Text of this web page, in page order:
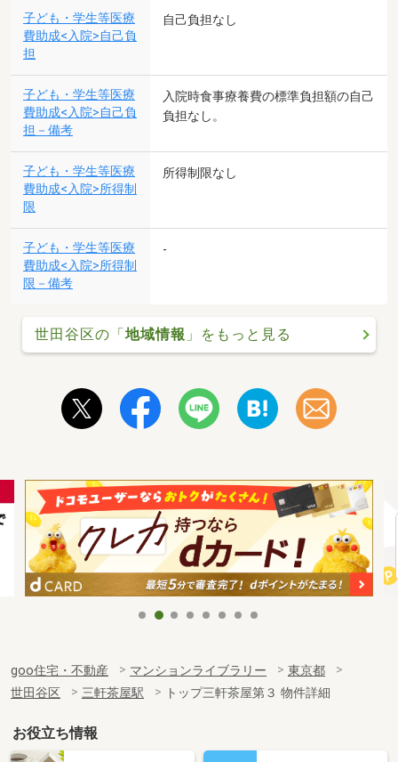
子ども・学生等医療
費助成<入院>自己負
担
自己負担なし
子ども・学生等医療
費助成<入院>自己負
担－備考
入院時食事療養費の標準負担額の自己
負担なし。
子ども・学生等医療
費助成<入院>所得制
限
所得制限なし
子ども・学生等医療
費助成<入院>所得制
限－備考
-
世田谷区の「地域情報 」をもっと見る
goo住宅・不動産 マンションライブラリー
東京都
世田谷区
三軒茶屋駅 トップ三軒茶屋第３ 物件詳細
お役立ち情報